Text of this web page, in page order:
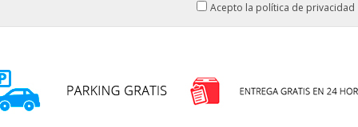
Acepto la política de privacidad